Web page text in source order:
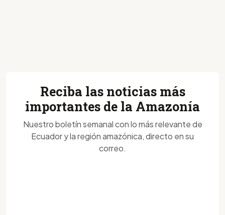
Reciba las noticias más
importantes de la Amazonía
Nuestro boletín semanal con lo más relevante de
Ecuador y la región amazónica, directo en su
correo.